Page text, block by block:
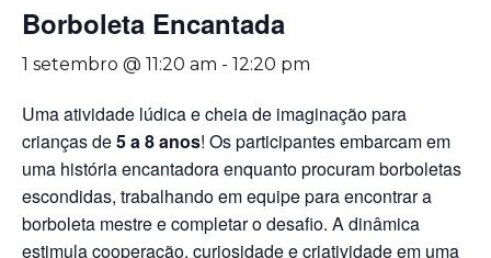
Borboleta Encantada
1 setembro @ 11:20 am - 12:20 pm
Uma atividade lúdica e cheia de imaginação para
crianças de5 a 8 anos! Os participantes embarcam em
uma história encantadora enquanto procuram borboletas
escondidas, trabalhando em equipe para encontrar a
borboleta mestre e completar o desafio. A dinâmica
estimula cooperação, curiosidade e criatividade em uma